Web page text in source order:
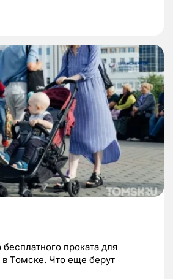
проката для
Томске. Что еще берут